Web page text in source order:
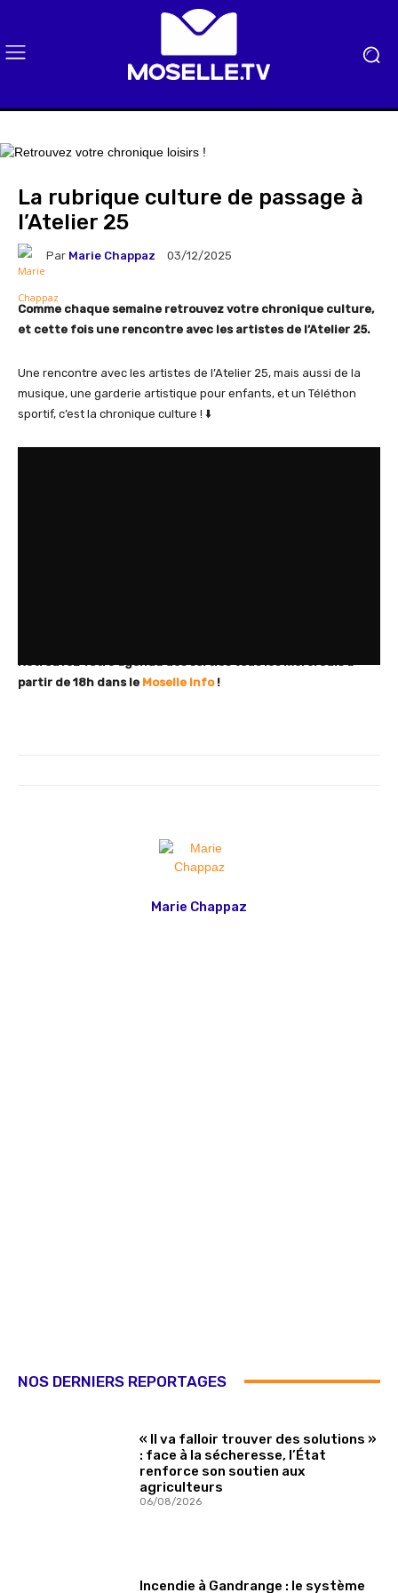
La rubrique culture de passage à
l’Atelier 25
Par Marie Chappaz 03/12/2025
Comme chaque semaine retrouvez votre chronique culture,
et cette fois une rencontre avec les artistes de l’Atelier 25.
Une rencontre avec les artistes de l’Atelier 25, mais aussi de la
musique, une garderie artistique pour enfants, et un Téléthon
sportif, c’est la chronique culture ! ⬇️
partir de 18h dans le Moselle Info!
Marie Chappaz
NOS DERNIERS REPORTAGES
« Il va falloir trouver des solutions »
: face à la sécheresse, l’État
renforce son soutien aux
agriculteurs
06/08/2026
Incendie à Gandrange : le système